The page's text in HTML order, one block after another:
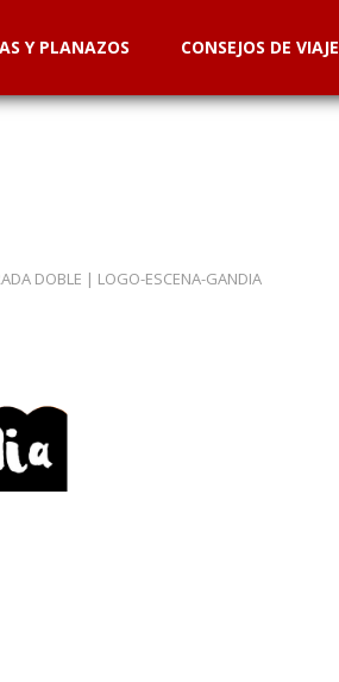
Y PLANAZOS CONSEJOS DE VIAJE
DOBLE | LOGO-ESCENA-GANDIA